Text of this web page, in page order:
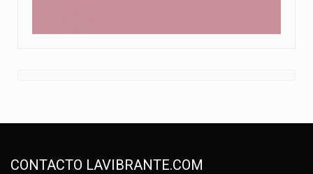
CONTACTO LAVIBRANTE.COM